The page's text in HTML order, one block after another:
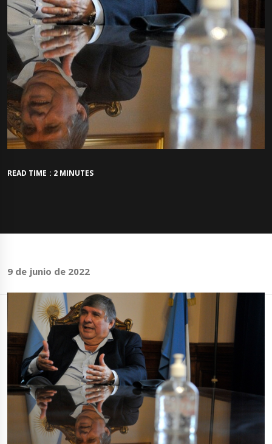
READ TIME : 2 MINUTES
9 de junio de 2022